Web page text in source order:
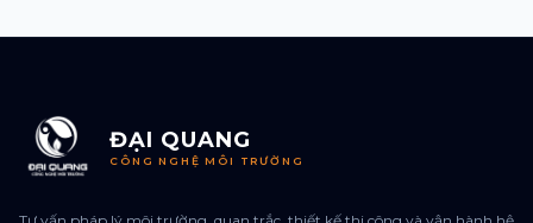
ĐẠI QUANG
CÔNG NGHỆ MÔI TRƯỜNG